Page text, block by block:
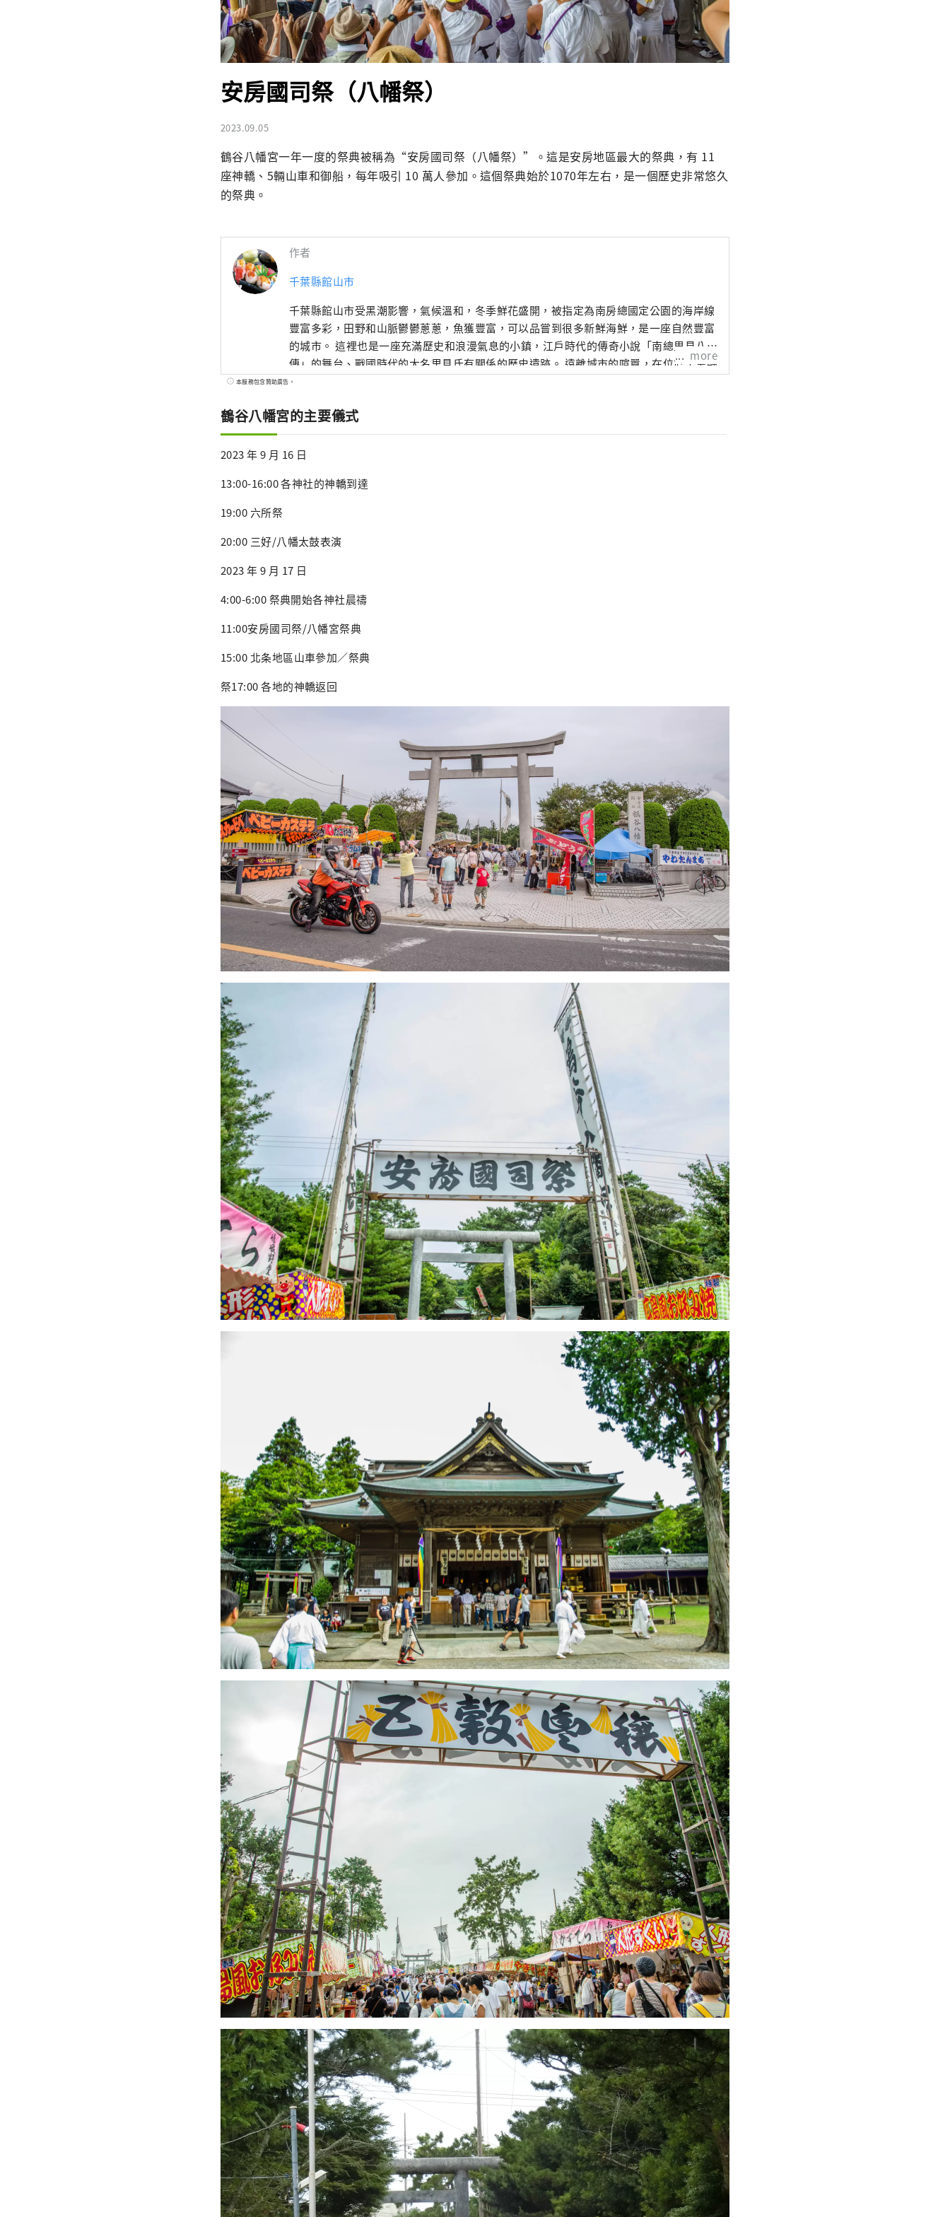
安房國司祭（八幡祭）
2023.09.05
鶴谷八幡宮一年一度的祭典被稱為“安房國司祭（八幡祭）”。這是安房地區最大的祭典，有 11
座神轎、5輛山車和御船，每年吸引 10 萬人參加。這個祭典始於1070年左右，是一個歷史非常悠久
的祭典。
作者
千葉縣館山市
千葉縣館山市受黑潮影響，氣候溫和，冬季鮮花盛開，被指定為南房總國定公園的海岸線
豐富多彩，田野和山脈鬱鬱蔥蔥，魚獲豐富，可以品嘗到很多新鮮海鮮，是一座自然豐富
的城市。 這裡也是一座充滿歷史和浪漫氣息的小鎮，江戶時代的傳奇小說「南總里見八犬
傳」的舞台、戰國時代的大名里見氏有關係的歷史遺跡。 遠離城市的喧囂，在位於千葉縣
南端、距東京僅100公里的館山度過一段悠閒自在的時光。
more
本服務包含贊助廣告。
鶴谷八幡宮的主要儀式
2023 年 9 月 16 日
13:00-16:00 各神社的神轎到達
19:00 六所祭
20:00 三好/八幡太鼓表演
2023 年 9 月 17 日
4:00-6:00 祭典開始各神社晨禱
11:00安房國司祭/八幡宮祭典
15:00 北条地區山車參加／祭典
祭17:00 各地的神轎返回